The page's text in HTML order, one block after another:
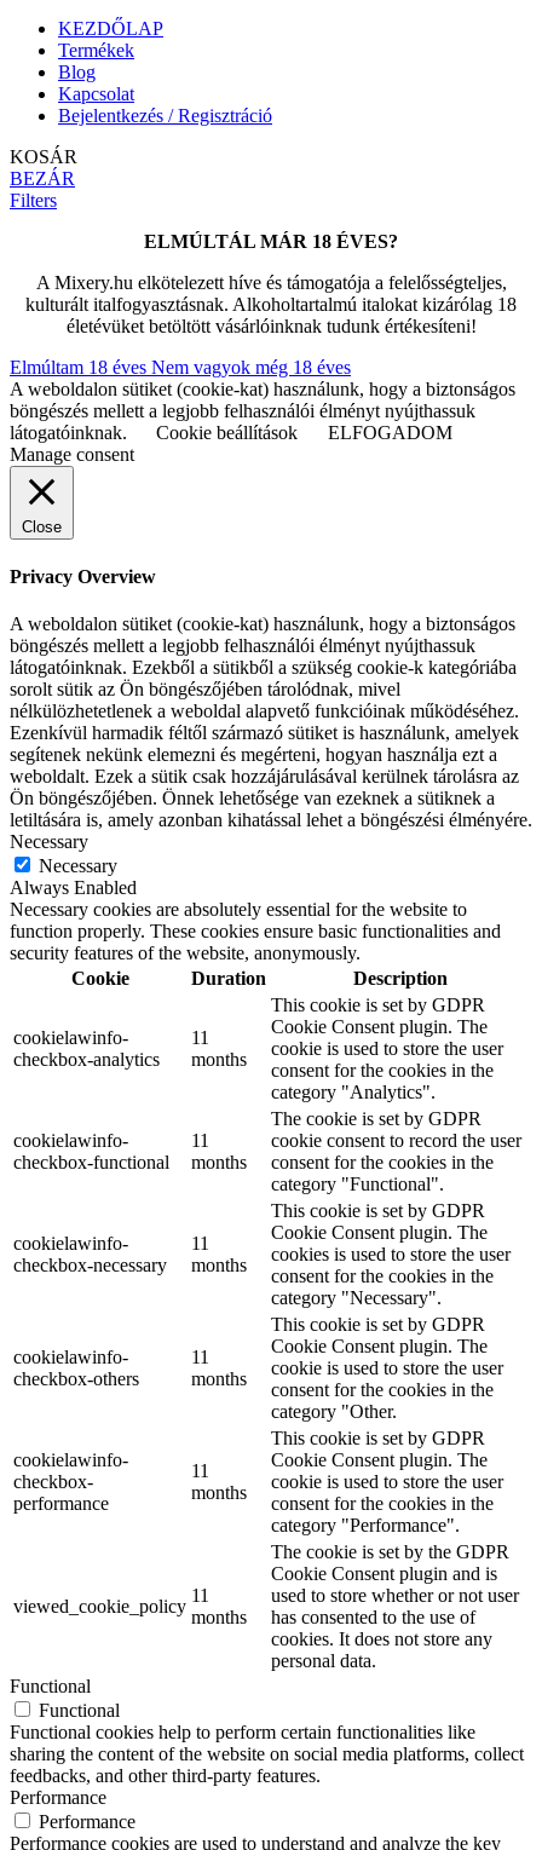
KEZDŐLAP
Termékek
Blog
Kapcsolat
Bejelentkezés / Regisztráció
KOSÁR
BEZÁR
Filters
ELMÚLTÁL MÁR 18 ÉVES?
A Mixery.hu elkötelezett híve és támogatója a felelősségteljes,
kulturált italfogyasztásnak. Alkoholtartalmú italokat kizárólag 18
életévüket betöltött vásárlóinknak tudunk értékesíteni!
Elmúltam 18 éves Nem vagyok még 18 éves
A weboldalon sütiket (cookie-kat) használunk, hogy a biztonságos
böngészés mellett a legjobb felhasználói élményt nyújthassuk
látogatóinknak.
Cookie beállítások
ELFOGADOM
Manage consent
Close
Privacy Overview
A weboldalon sütiket (cookie-kat) használunk, hogy a biztonságos
böngészés mellett a legjobb felhasználói élményt nyújthassuk
látogatóinknak. Ezekből a sütikből a szükség cookie-k kategóriába
sorolt sütik az Ön böngészőjében tárolódnak, mivel
nélkülözhetetlenek a weboldal alapvető funkcióinak működéséhez.
Ezenkívül harmadik féltől származó sütiket is használunk, amelyek
segítenek nekünk elemezni és megérteni, hogyan használja ezt a
weboldalt. Ezek a sütik csak hozzájárulásával kerülnek tárolásra az
Ön böngészőjében. Önnek lehetősége van ezeknek a sütiknek a
letiltására is, amely azonban kihatással lehet a böngészési élményére.
Necessary
Necessary
Always Enabled
Necessary cookies are absolutely essential for the website to
function properly. These cookies ensure basic functionalities and
security features of the website, anonymously.
Cookie
Duration Description
cookielawinfo-
checkbox-analytics
11
months
This cookie is set by GDPR
Cookie Consent plugin. The
cookie is used to store the user
consent for the cookies in the
category "Analytics".
cookielawinfo-
checkbox-functional
11
months
The cookie is set by GDPR
cookie consent to record the user
consent for the cookies in the
category "Functional".
cookielawinfo-
checkbox-necessary
11
months
This cookie is set by GDPR
Cookie Consent plugin. The
cookies is used to store the user
consent for the cookies in the
category "Necessary".
cookielawinfo-
checkbox-others
11
months
This cookie is set by GDPR
Cookie Consent plugin. The
cookie is used to store the user
consent for the cookies in the
category "Other.
cookielawinfo-
checkbox-
performance
11
months
This cookie is set by GDPR
Cookie Consent plugin. The
cookie is used to store the user
consent for the cookies in the
category "Performance".
viewed_cookie_policy
11
months
The cookie is set by the GDPR
Cookie Consent plugin and is
used to store whether or not user
has consented to the use of
cookies. It does not store any
personal data.
Functional
Functional
Functional cookies help to perform certain functionalities like
sharing the content of the website on social media platforms, collect
feedbacks, and other third-party features.
Performance
Performance
Performance cookies are used to understand and analyze the key